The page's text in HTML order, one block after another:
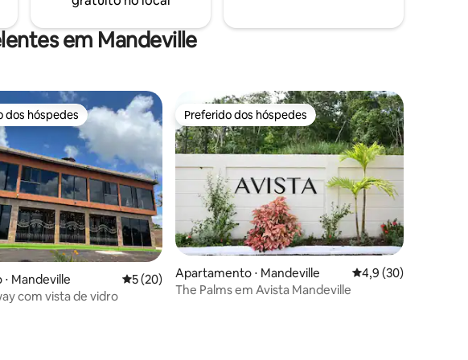
em Mandeville
de 5, 37 avaliações
preferidos dos hóspedes
dos hóspedes
Mandeville 5 de uma avaliação média de 5, 20 avaliações
5 (20)
com vista de vidro
Preferido dos hóspedes
Preferido dos hóspedes
Apartamento ⋅ Mandeville 4,9 de uma
4,9 (30)
The Palms em Avista Mandeville